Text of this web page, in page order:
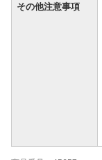
その他注意事項